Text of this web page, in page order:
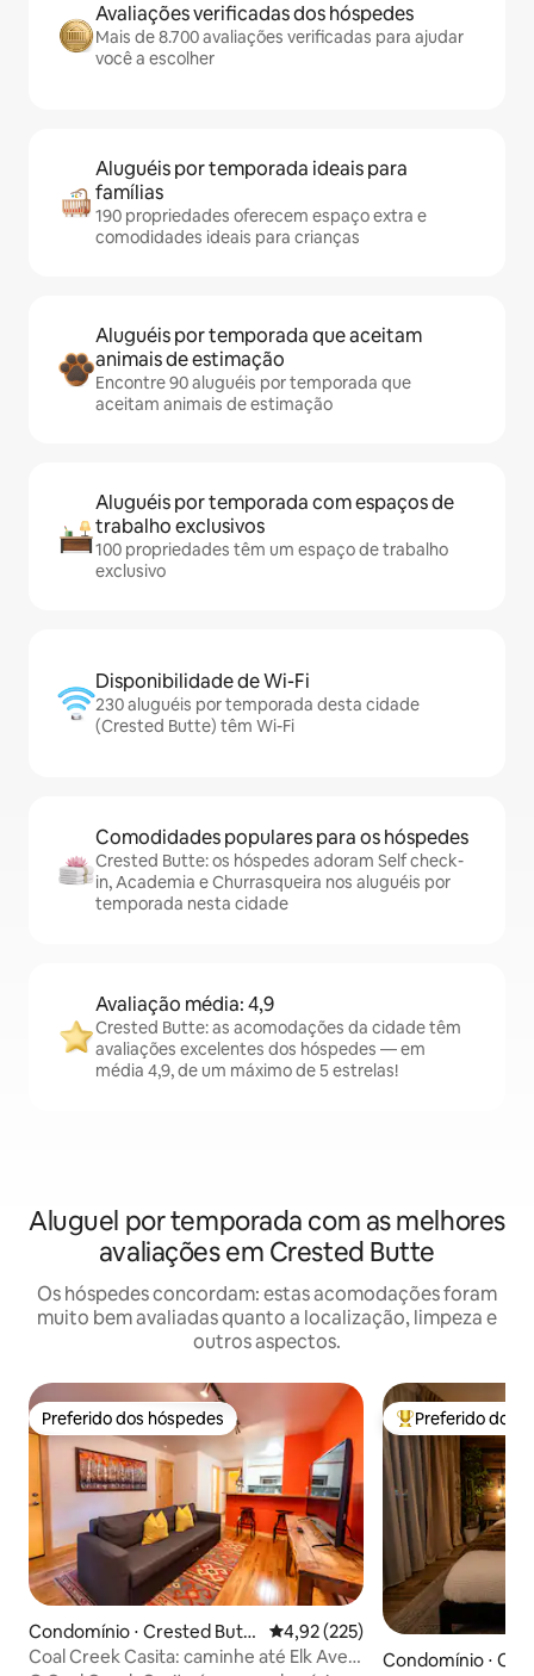
Avaliações verificadas dos hóspedes
Mais de 8.700 avaliações verificadas para ajudar
você a escolher
Aluguéis por temporada ideais para
famílias
190 propriedades oferecem espaço extra e
comodidades ideais para crianças
Aluguéis por temporada que aceitam
animais de estimação
Encontre 90 aluguéis por temporada que
aceitam animais de estimação
Aluguéis por temporada com espaços de
trabalho exclusivos
100 propriedades têm um espaço de trabalho
exclusivo
Disponibilidade de Wi-Fi
230 aluguéis por temporada desta cidade
(Crested Butte) têm Wi-Fi
Comodidades populares para os hóspedes
Crested Butte: os hóspedes adoram Self check-
in, Academia e Churrasqueira nos aluguéis por
temporada nesta cidade
Avaliação média: 4,9
Crested Butte: as acomodações da cidade têm
avaliações excelentes dos hóspedes — em
média 4,9, de um máximo de 5 estrelas!
Aluguel por temporada com as melhores
avaliações em Crested Butte
Os hóspedes concordam: estas acomodações foram
muito bem avaliadas quanto a localização, limpeza e
outros aspectos.
Preferido dos hóspedes
Preferido dos hóspedes
Condomínio ⋅ Crested Butt
e
4,92 de uma avaliação média de
4,92 (225)
Coal Creek Casita: caminhe até Elk Ave,
Entre os
Preferido dos
Condomínio ⋅